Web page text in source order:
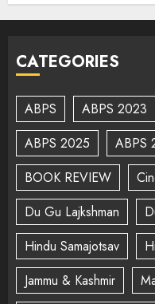
CATEGORIES
ABPS ABPS 2023
ABPS 2025
ABPS
BOOK REVIEW
Du Gu Lajkshman
Hindu Samajotsav
Jammu & Kashmir